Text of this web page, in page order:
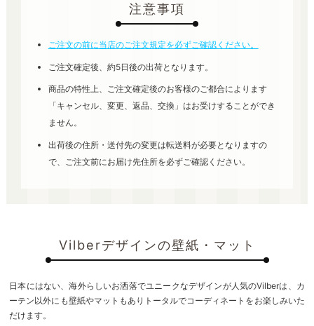
注意事項
ご注文の前に当店のご注文規定を必ずご確認ください。
ご注文確定後、約5日後の出荷となります。
商品の特性上、ご注文確定後のお客様のご都合によります
「キャンセル、変更、返品、交換」はお受けすることができ
ません。
出荷後の住所・送付先の変更は転送料が必要となりますの
で、ご注文前にお届け先住所を必ずご確認ください。
Vilberデザインの壁紙・マット
日本にはない、海外らしいお洒落でユニークなデザインが人気のVilberは、カ
ーテン以外にも壁紙やマットもありトータルでコーディネートをお楽しみいた
だけます。